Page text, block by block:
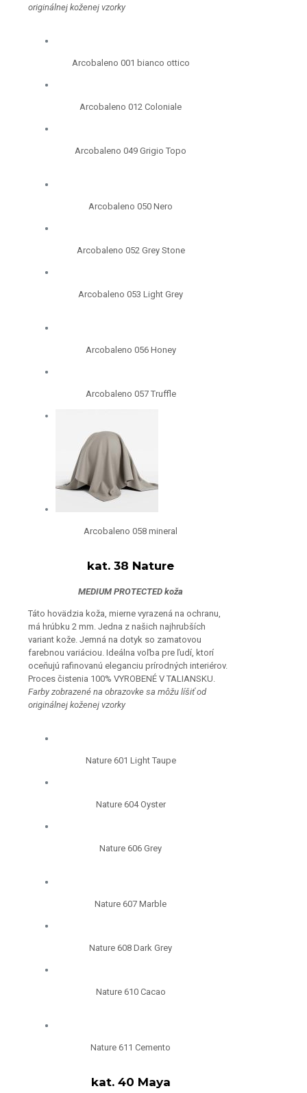
originálnej koženej vzorky
Arcobaleno 001 bianco ottico
Arcobaleno 012 Coloniale
Arcobaleno 049 Grigio Topo
Arcobaleno 050 Nero
Arcobaleno 052 Grey Stone
Arcobaleno 053 Light Grey
Arcobaleno 056 Honey
Arcobaleno 057 Truffle
Arcobaleno 058 mineral
kat. 38 Nature
MEDIUM PROTECTED koža
Táto hovädzia koža, mierne vyrazená na ochranu,
má hrúbku 2 mm. Jedna z našich najhrubších
variant kože. Jemná na dotyk so zamatovou
farebnou variáciou. Ideálna voľba pre ľudí, ktorí
oceňujú rafinovanú eleganciu prírodných interiérov.
Proces čistenia 100% VYROBENÉ V TALIANSKU.
Farby zobrazené na obrazovke sa môžu líšiť od
originálnej koženej vzorky
Nature 601 Light Taupe
Nature 604 Oyster
Nature 606 Grey
Nature 607 Marble
Nature 608 Dark Grey
Nature 610 Cacao
Nature 611 Cemento
kat. 40 Maya